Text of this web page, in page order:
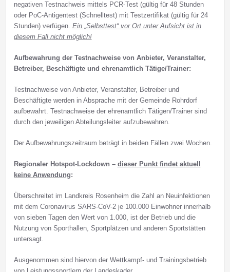
negativen Testnachweis mittels PCR-Test (gültig für 48 Stunden
oder PoC-Antigentest (Schnelltest) mit Testzertifikat (gültig für 24
Stunden) verfügen. Ein „Selbsttest“ vor Ort unter Aufsicht ist in
diesem Fall nicht möglich!
Aufbewahrung der Testnachweise von Anbieter, Veranstalter,
Betreiber, Beschäftigte und ehrenamtlich Tätige/Trainer:
Testnachweise von Anbieter, Veranstalter, Betreiber und
Beschäftigte werden in Absprache mit der Gemeinde Rohrdorf
aufbewahrt. Testnachweise der ehrenamtlich Tätigen/Trainer sind
durch den jeweiligen Abteilungsleiter aufzubewahren.
Der Aufbewahrungszeitraum beträgt in beiden Fällen zwei Wochen.
Regionaler Hotspot-Lockdown – dieser Punkt findet aktuell
keine Anwendung:
Überschreitet im Landkreis Rosenheim die Zahl an Neuinfektionen
mit dem Coronavirus SARS-CoV-2 je 100.000 Einwohner innerhalb
von sieben Tagen den Wert von 1.000, ist der Betrieb und die
Nutzung von Sporthallen, Sportplätzen und anderen Sportstätten
untersagt.
Ausgenommen sind hiervon der Wettkampf- und Trainingsbetrieb